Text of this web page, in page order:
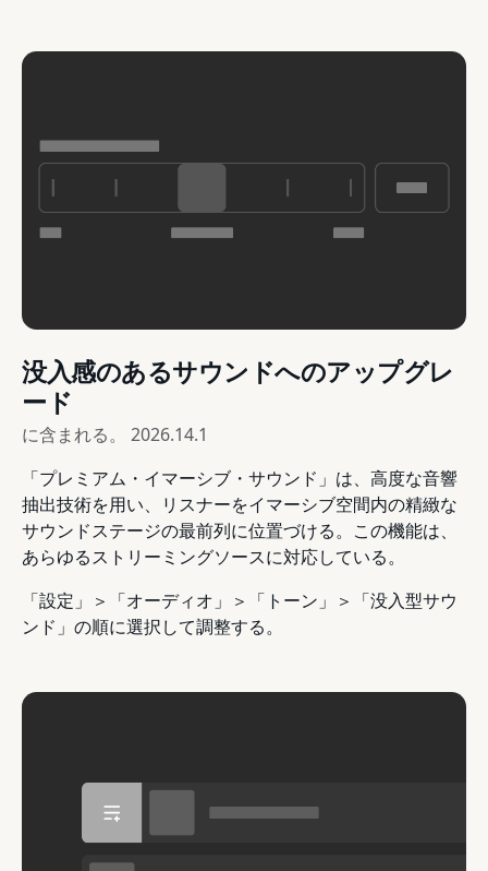
没入感のあるサウンドへのアップグレ
ード
に含まれる。 2026.14.1
「プレミアム・イマーシブ・サウンド」は、高度な音響
抽出技術を用い、リスナーをイマーシブ空間内の精緻な
サウンドステージの最前列に位置づける。この機能は、
あらゆるストリーミングソースに対応している。
「設定」＞「オーディオ」＞「トーン」＞「没入型サウ
ンド」の順に選択して調整する。